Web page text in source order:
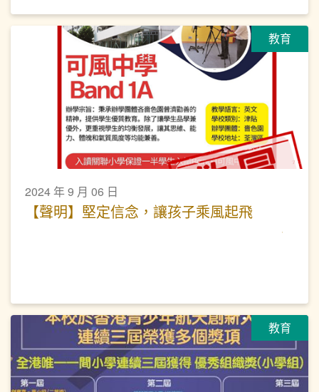
教育
2024 年 9 月 06 日
【聲明】堅定信念，讓孩子乘風起飛
教育